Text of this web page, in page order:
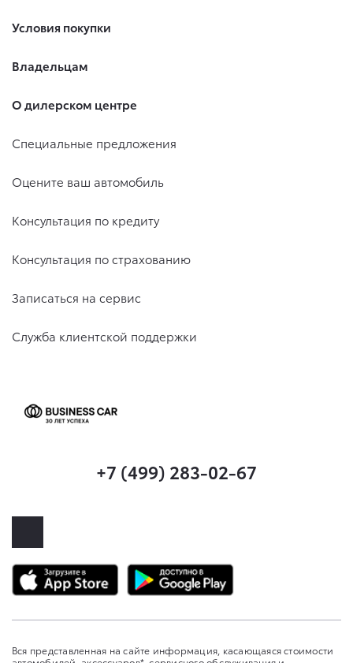
Условия покупки
Владельцам
О дилерском центре
Специальные предложения
Оцените ваш автомобиль
Консультация по кредиту
Консультация по страхованию
Записаться на сервис
Служба клиентской поддержки
+7 (499) 283-02-67
Вся представленная на сайте информация, касающаяся стоимости